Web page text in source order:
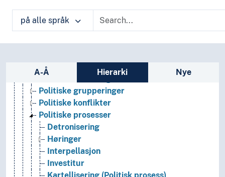
på alle språk
Sidefelt: navigér i vokabularet på ulike
A-Å Hierarki Nye
Politikk
Politisk filosofi
Politisk makt
Politisk virksomhet
Politiske grupperinger
Politiske konflikter
Politiske prosesser
Detronisering
Høringer
Interpellasjon
Investitur